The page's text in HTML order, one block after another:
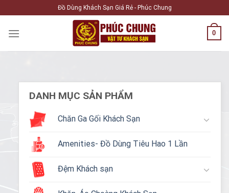
to
content
Đồ Dùng Khách Sạn Giá Rẻ - Phúc Chung
0
DANH MỤC SẢN PHẨM
Chăn Ga Gối Khách Sạn
Amenities- Đồ Dùng Tiêu Hao 1 Lần
Đệm Khách sạn